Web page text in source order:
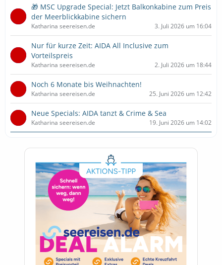
🎁 MSC Upgrade Special: Jetzt Balkonkabine zum Preis
der Meerblickkabine sichern
Katharina seereisen.de 3. Juli 2026 um 16:04
Nur für kurze Zeit: AIDA All Inclusive zum
Vorteilspreis
Katharina seereisen.de 2. Juli 2026 um 18:44
Noch 6 Monate bis Weihnachten!
Katharina seereisen.de 25. Juni 2026 um 12:42
Neue Specials: AIDA tanzt & Crime & Sea
Katharina seereisen.de 19. Juni 2026 um 14:02